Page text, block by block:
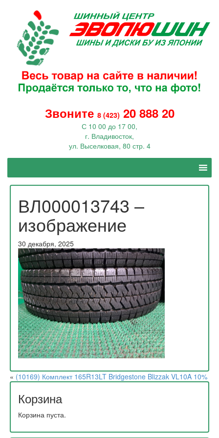
Звоните 8 (423) 20 888 20
С 10 00 до 17 00,
г. Владивосток,
ул. Выселковая, 80 стр. 4
ВЛ000013743 –
изображение
30 декабря, 2025
« (10169) Комплект 165R13LT Bridgestone Blizzak VL10A 10%
Корзина
Корзина пуста.